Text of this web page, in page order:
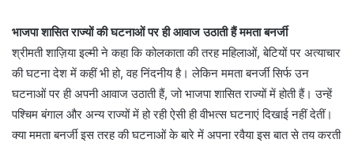
भाजपा शासित राज्यों की घटनाओं पर ही आवाज उठाती हैं ममता बनर्जी
श्रीमती शाज़िया इल्मी ने कहा कि कोलकाता की तरह महिलाओं, बेटियों पर अत्याचार
की घटना देश में कहीं भी हो, वह निंदनीय है। लेकिन ममता बनर्जी सिर्फ उन
घटनाओं पर ही अपनी आवाज उठाती हैं, जो भाजपा शासित राज्यों में होती हैं। उन्हें
पश्चिम बंगाल और अन्य राज्यों में हो रही ऐसी ही वीभत्स घटनाएं दिखाई नहीं देतीं।
क्या ममता बनर्जी इस तरह की घटनाओं के बारे में अपना रवैया इस बात से तय करती